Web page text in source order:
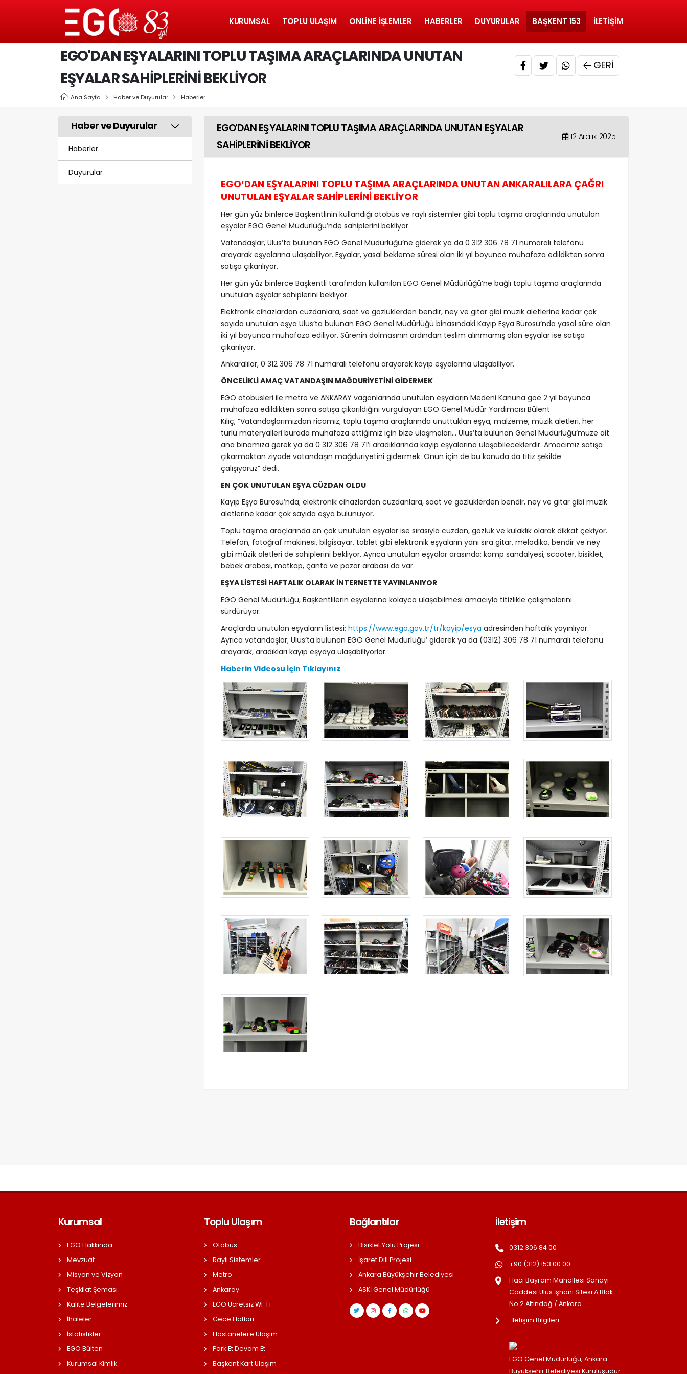
KURUMSAL TOPLU ULAŞIM ONLINE İŞLEMLER HABERLER DUYURULAR BAŞKENT 153 İLETIŞIM
EGO'DAN EŞYALARINI TOPLU TAŞIMA ARAÇLARINDA UNUTAN
EŞYALAR SAHİPLERİNİ BEKLİYOR
Ana Sayfa Haber ve Duyurular Haberler
GERI
Haber ve Duyurular
Haberler
Duyurular
EGO'DAN EŞYALARINI TOPLU TAŞIMA ARAÇLARINDA UNUTAN EŞYALAR
SAHİPLERİNİ BEKLİYOR
12 Aralık 2025
EGO’DAN EŞYALARINI TOPLU TAŞIMA ARAÇLARINDA UNUTAN ANKARALILARA ÇAĞRI
UNUTULAN EŞYALAR SAHİPLERİNİ BEKLİYOR
Her gün yüz binlerce Başkentlinin kullandığı otobüs ve raylı sistemler gibi toplu taşıma araçlarında unutulan
eşyalar EGO Genel Müdürlüğü’nde sahiplerini bekliyor.
Vatandaşlar, Ulus’ta bulunan EGO Genel Müdürlüğü’ne giderek ya da 0 312 306 78 71 numaralı telefonu
arayarak eşyalarına ulaşabiliyor. Eşyalar, yasal bekleme süresi olan iki yıl boyunca muhafaza edildikten sonra
satışa çıkarılıyor.
Her gün yüz binlerce Başkentli tarafından kullanılan EGO Genel Müdürlüğü’ne bağlı toplu taşıma araçlarında
unutulan eşyalar sahiplerini bekliyor.
Elektronik cihazlardan cüzdanlara, saat ve gözlüklerden bendir, ney ve gitar gibi müzik aletlerine kadar çok
sayıda unutulan eşya Ulus’ta bulunan EGO Genel Müdürlüğü binasındaki Kayıp Eşya Bürosu’nda yasal süre olan
iki yıl boyunca muhafaza ediliyor. Sürenin dolmasının ardından teslim alınmamış olan eşyalar ise satışa
çıkarılıyor.
Ankaralılar, 0 312 306 78 71 numaralı telefonu arayarak kayıp eşyalarına ulaşabiliyor.
ÖNCELİKLİ AMAÇ VATANDAŞIN MAĞDURİYETİNİ GİDERMEK
EGO otobüsleri ile metro ve ANKARAY vagonlarında unutulan eşyaların Medeni Kanuna göe 2 yıl boyunca
muhafaza edildikten sonra satışa çıkarıldığını vurgulayan EGO Genel Müdür Yardımcısı Bülent
Kılıç, “Vatandaşlarımızdan ricamız; toplu taşıma araçlarında unuttukları eşya, malzeme, müzik aletleri, her
türlü materyalleri burada muhafaza ettiğimiz için bize ulaşmaları… Ulus’ta bulunan Genel Müdürlüğü’müze ait
ana binamıza gerek ya da 0 312 306 78 71’i aradıklarında kayıp eşyalarına ulaşabileceklerdir. Amacımız satışa
çıkarmaktan ziyade vatandaşın mağduriyetini gidermek. Onun için de bu konuda da titiz şekilde
çalışıyoruz” dedi.
EN ÇOK UNUTULAN EŞYA CÜZDAN OLDU
Kayıp Eşya Bürosu’nda; elektronik cihazlardan cüzdanlara, saat ve gözlüklerden bendir, ney ve gitar gibi müzik
aletlerine kadar çok sayıda eşya bulunuyor.
Toplu taşıma araçlarında en çok unutulan eşyalar ise sırasıyla cüzdan, gözlük ve kulaklık olarak dikkat çekiyor.
Telefon, fotoğraf makinesi, bilgisayar, tablet gibi elektronik eşyaların yanı sıra gitar, melodika, bendir ve ney
gibi müzik aletleri de sahiplerini bekliyor. Ayrıca unutulan eşyalar arasında; kamp sandalyesi, scooter, bisiklet,
bebek arabası, matkap, çanta ve pazar arabası da var.
EŞYA LİSTESİ HAFTALIK OLARAK İNTERNETTE YAYINLANIYOR
EGO Genel Müdürlüğü, Başkentlilerin eşyalarına kolayca ulaşabilmesi amacıyla titizlikle çalışmalarını
sürdürüyor.
Araçlarda unutulan eşyaların listesi; https://www.ego.gov.tr/tr/kayip/esya adresinden haftalık yayınlıyor.
Ayrıca vatandaşlar; Ulus’ta bulunan EGO Genel Müdürlüğü’ giderek ya da (0312) 306 78 71 numaralı telefonu
arayarak, aradıkları kayıp eşyaya ulaşabiliyorlar.
Haberin Videosu İçin Tıklayınız
Kurumsal
EGO Hakkında
Mevzuat
Misyon ve Vizyon
Teşkilat Şeması
Kalite Belgelerimiz
İhaleler
İstatistikler
EGO Bülten
Kurumsal Kimlik
Toplu Ulaşım
Otobüs
Raylı Sistemler
Metro
Ankaray
EGO Ücretsiz Wi-Fi
Gece Hatları
Hastanelere Ulaşım
Park Et Devam Et
Başkent Kart Ulaşım
Bağlantılar
Bisiklet Yolu Projesi
İşaret Dili Projesi
Ankara Büyükşehir Belediyesi
ASKİ Genel Müdürlüğü
İletişim
0312 306 84 00
+90 (312) 153 00 00
Hacı Bayram Mahallesi Sanayi
Caddesi Ulus İşhanı Sitesi A Blok
No:2 Altındağ / Ankara
İletişim Bilgileri
EGO Genel Müdürlüğü, Ankara
Büyükşehir Belediyesi Kuruluşudur.